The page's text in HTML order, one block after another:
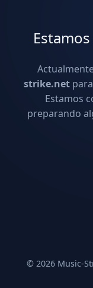
strike.netpara
Estamos
preparando
© 2026 Music-